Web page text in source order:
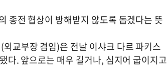
종전 협상이 방해받지 않도록 돕겠다는 뜻
교부장 겸임)은 전날 이샤크 다르 파키스
다. 앞으로는 매우 길거나, 심지어 굽이지고